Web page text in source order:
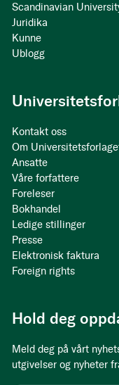
Scandinavian
Juridika
Kunne
Ublogg
Kontakt oss
Om
Ansatte
Våre forfattere
Foreleser
Bokhandel
Ledige stillinger
Presse
Elektronisk faktura
Foreign rights
Hold deg
Meld deg på vårt
utgivelser og nyheter